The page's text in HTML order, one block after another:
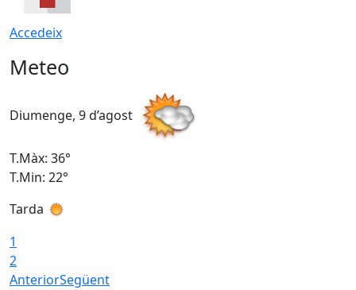
Accedeix
Meteo
Diumenge, 9 d’agost
T.Màx: 36°
T.Min: 22°
Tarda
1
2
AnteriorSegüent